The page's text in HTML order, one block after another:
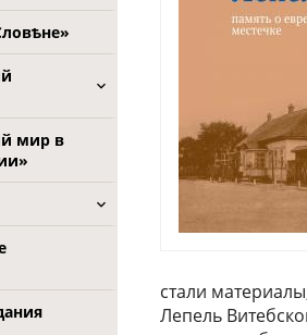
мир в
стали
Лепель